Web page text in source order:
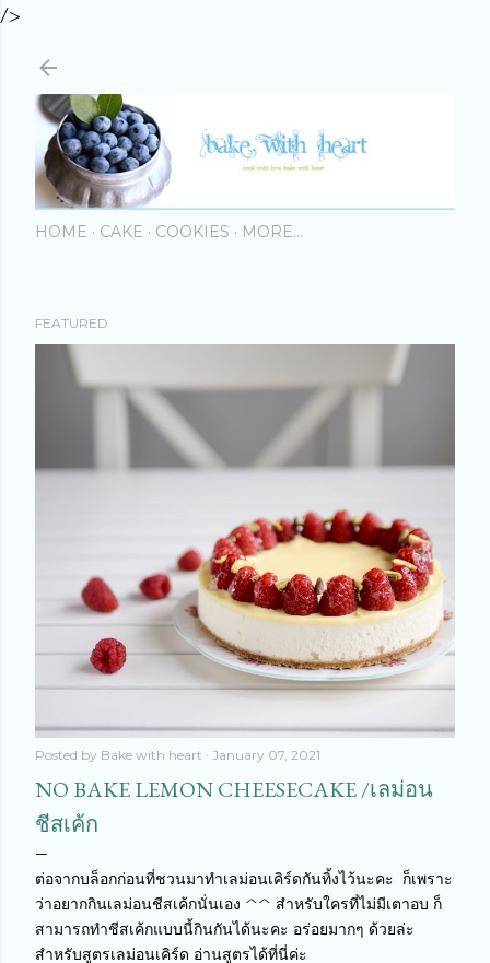
/>
HOME CAKE COOKIES MORE…
FEATURED
Posted by Bake with heart January 07, 2021
NO BAKE LEMON CHEESECAKE /เลม่อน
ชีสเค้ก
ต่อจากบล็อกก่อนที่ชวนมาทำเลม่อนเคิร์ดกันทิ้งไว้นะคะ ก็เพราะ
ว่าอยากกินเลม่อนชีสเค้กนั่นเอง ^^ สำหรับใครที่ไม่มีเตาอบ ก็
สามารถทำชีสเค้กแบบนี้กินกันได้นะคะ อร่อยมากๆ ด้วยล่ะ
สำหรับสูตรเลม่อนเคิร์ด อ่านสูตรได้ที่นี่ค่ะ